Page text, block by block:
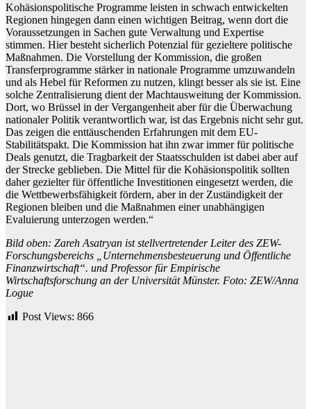
Kohäsionspolitische Programme leisten in schwach entwickelten
Regionen hingegen dann einen wichtigen Beitrag, wenn dort die
Voraussetzungen in Sachen gute Verwaltung und Expertise
stimmen. Hier besteht sicherlich Potenzial für gezieltere politische
Maßnahmen. Die Vorstellung der Kommission, die großen
Transferprogramme stärker in nationale Programme umzuwandeln
und als Hebel für Reformen zu nutzen, klingt besser als sie ist. Eine
solche Zentralisierung dient der Machtausweitung der Kommission.
Dort, wo Brüssel in der Vergangenheit aber für die Überwachung
nationaler Politik verantwortlich war, ist das Ergebnis nicht sehr gut.
Das zeigen die enttäuschenden Erfahrungen mit dem EU-
Stabilitätspakt. Die Kommission hat ihn zwar immer für politische
Deals genutzt, die Tragbarkeit der Staatsschulden ist dabei aber auf
der Strecke geblieben. Die Mittel für die Kohäsionspolitik sollten
daher gezielter für öffentliche Investitionen eingesetzt werden, die
die Wettbewerbsfähigkeit fördern, aber in der Zuständigkeit der
Regionen bleiben und die Maßnahmen einer unabhängigen
Evaluierung unterzogen werden.“
Bild oben: Zareh Asatryan ist stellvertretender Leiter des ZEW-
Forschungsbereichs „Unternehmensbesteuerung und Öffentliche
Finanzwirtschaft“. und Professor für Empirische
Wirtschaftsforschung an der Universität Münster. Foto: ZEW/Anna
Logue
Post Views: 866